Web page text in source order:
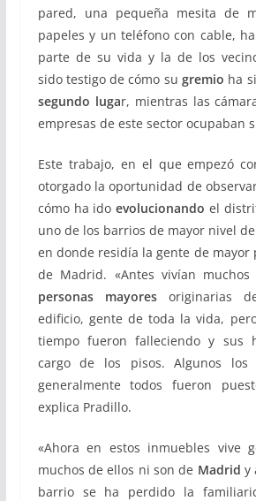
pared, una pequeña mesita de
papeles y un teléfono con cable,
parte de su vida y la de los
sido testigo de cómo su gremio ha
segundo lugar, mientras las
empresas de este sector ocupaban
Este trabajo, en el que empezó
otorgado la oportunidad de
cómo ha idoevolucionando el
uno de los barrios de mayor nivel
en donde residía la gente de
de Madrid. «Antes vivían muchos
personas mayoresoriginarias
edificio, gente de toda la vida,
tiempo fueron falleciendo y sus
cargo de los pisos. Algunos los
generalmente todos fueron
explica Pradillo.
«Ahora en estos inmuebles vive
muchos de ellos ni son de Madrid y
barrio se ha perdido la